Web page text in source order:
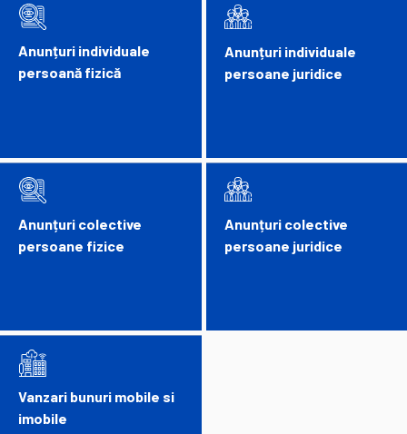
Anunțuri individuale
persoană fizică
Anunțuri colective
persoane fizice
Vanzari bunuri mobile si
imobile
Anunțuri individuale
persoane juridice
Anunțuri colective
persoane juridice